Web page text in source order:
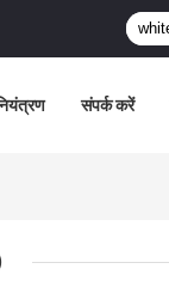
संपर्क करें